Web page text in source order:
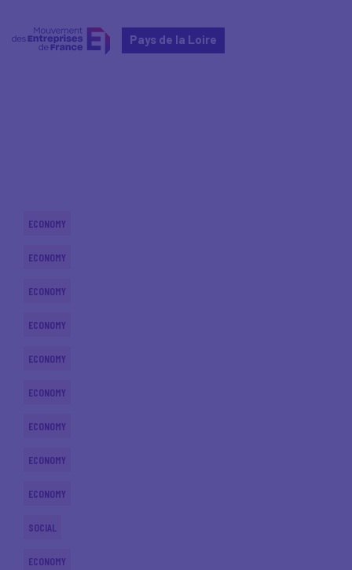
Pays de la Loire
ECONOMY
ECONOMY
ECONOMY
ECONOMY
ECONOMY
ECONOMY
ECONOMY
ECONOMY
ECONOMY
SOCIAL
ECONOMY